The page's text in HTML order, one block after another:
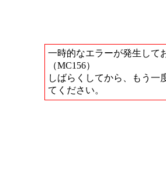
一時的なエラーが発生して
（MC156）
しばらくしてから、もう一
てください。